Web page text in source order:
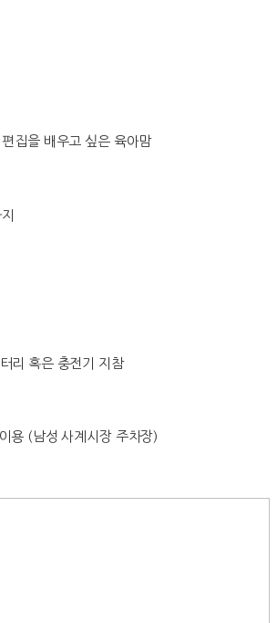
집을 배우고 싶은 육아맘
리 혹은 충전기 지참
용 (남성 사계시장 주차장)